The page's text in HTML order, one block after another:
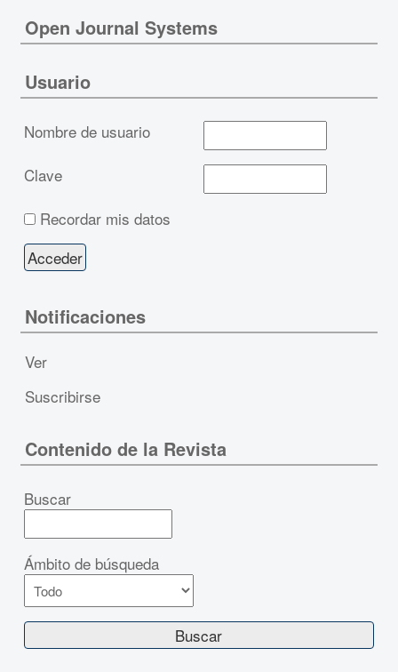
Open Journal Systems
Usuario
Nombre de usuario
Clave
Recordar mis datos
Notificaciones
Ver
Suscribirse
Contenido de la Revista
Buscar
Ámbito de búsqueda